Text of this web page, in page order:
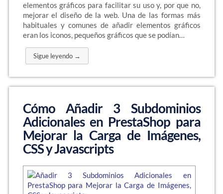
elementos gráficos para facilitar su uso y, por que no,
mejorar el diseño de la web. Una de las formas más
habituales y comunes de añadir elementos gráficos
eran los iconos, pequeños gráficos que se podían…
Sigue leyendo →
Cómo Añadir 3 Subdominios
Adicionales en PrestaShop para
Mejorar la Carga de Imágenes,
CSS y Javascripts